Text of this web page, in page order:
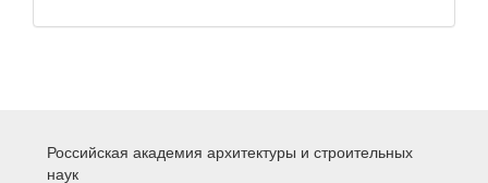
Российская академия архитектуры и строительных
наук